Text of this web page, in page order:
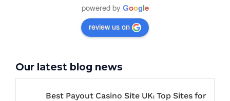
powered by Google
review us on
Our latest blog news
Best Payout Casino Site UK: Top Sites for